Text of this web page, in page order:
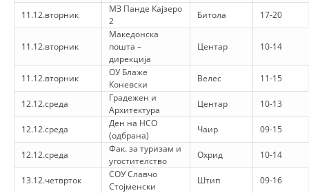
СОБРАНИЕ
СТРУКТУРА И ОРГАНИЗАЦИОНА ПОСТАВЕНОСТ
ДИСЕМИНАЦИЈА
MЕЃУНАРОДНО ХУМАНИТАРНО ПРАВО
ПРОМОЦИЈА НА ХУМАНИ ВРЕДНОСТИ
УПОТРЕБА И ЗАШТИТА НА АМБЛЕМОТ
СОЦИЈАЛНО ХУМАНИТАРНА ДЕЈНОСТ
11.12.вторник
МЗ Панде Кајзеро
2
Битола 17-20
11.12.вторник
Македонска
пошта –
дирекција
Центар 10-14
11.12.вторник
ОУ Блаже
Коневски
Велес 11-15
12.12.среда
Градежен и
Архитектура
Центар 10-13
12.12.среда
Ден на НСО
(одбрана)
Чаир 09-15
12.12.среда
Фак. за туризам и
угостителство
Охрид 10-14
13.12.четврток
СОУ Славчо
Стојменски
Штип 09-16